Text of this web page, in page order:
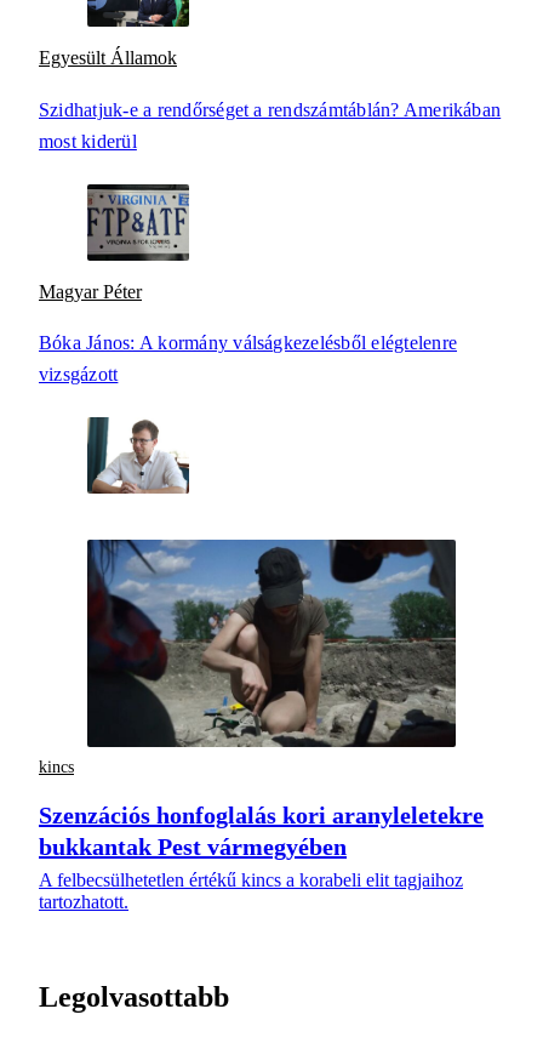
Egyesült Államok
Szidhatjuk-e a rendőrséget a rendszámtáblán? Amerikában
most kiderül
Magyar Péter
Bóka János: A kormány válságkezelésből elégtelenre
vizsgázott
kincs
Szenzációs honfoglalás kori aranyleletekre
bukkantak Pest vármegyében
A felbecsülhetetlen értékű kincs a korabeli elit tagjaihoz
tartozhatott.
Legolvasottabb